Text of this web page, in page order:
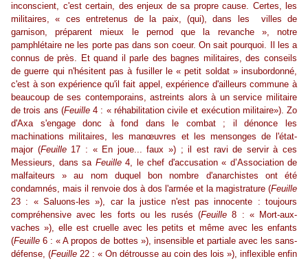
inconscient, c'est certain, des enjeux de sa propre cause. Certes, les
militaires, « ces entretenus de la paix, (qui), dans les villes de
garnison, préparent mieux le pernod que la revanche », notre
pamphlétaire ne les porte pas dans son coeur. On sait pourquoi. Il les a
connus de près. Et quand il parle des bagnes militaires, des conseils
de guerre qui n'hésitent pas à fusiller le « petit soldat » insubordonné,
c'est à son expérience qu'il fait appel, expérience d'ailleurs commune à
beaucoup de ses contemporains, astreints alors à un service militaire
de trois ans (Feuille4 : « réhabilitation civile et exécution militaire»). Zo
d'Axa s'engage donc à fond dans le combat ; il dénonce les
machinations militaires, les manœuvres et les mensonges de l'état-
major (Feuille17 : « En joue... faux ») ; il est ravi de servir à ces
Messieurs, dans sa Feuille4, le chef d'accusation « d’Association de
malfaiteurs » au nom duquel bon nombre d'anarchistes ont été
condamnés, mais il renvoie dos à dos l'armée et la magistrature (Feuille
23 : « Saluons-les »), car la justice n'est pas innocente : toujours
compréhensive avec les forts ou les rusés (Feuille 8 : « Mort-aux-
vaches »), elle est cruelle avec les petits et même avec les enfants
(Feuille 6 : « A propos de bottes »), insensible et partiale avec les sans-
défense, (Feuille 22 : « On détrousse au coin des lois »), inflexible enfin